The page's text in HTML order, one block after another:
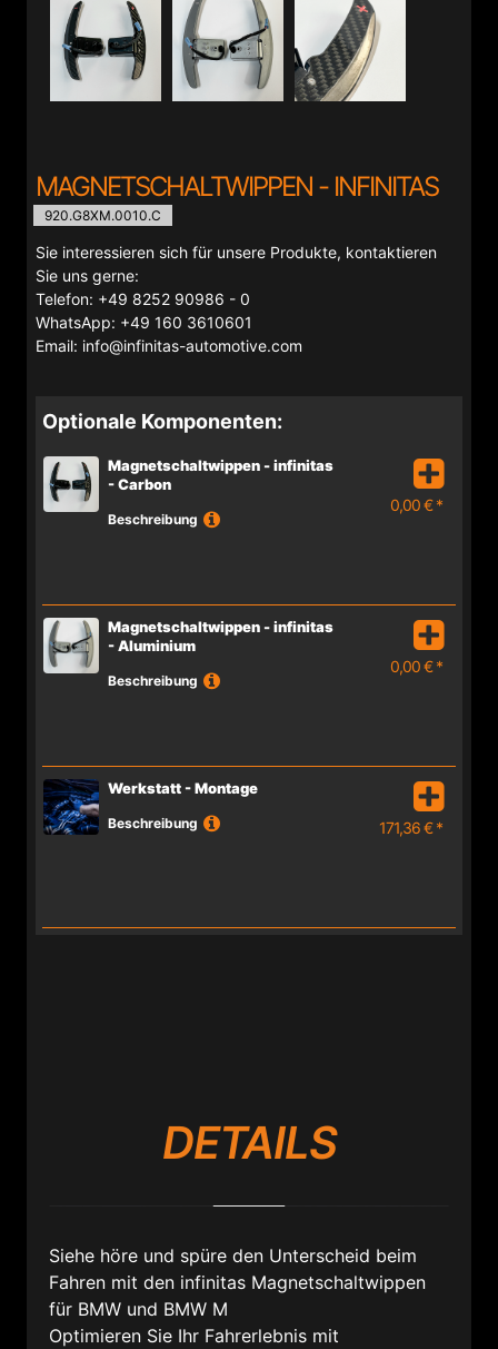
MAGNETSCHALTWIPPEN - INFINITAS
920.G8XM.0010.C
Sie interessieren sich für unsere Produkte, kontaktieren
Sie uns gerne:
Telefon: +49 8252 90986 - 0
WhatsApp: +49 160 3610601
Email: info@infinitas-automotive.com
Optionale Komponenten:
Magnetschaltwippen - infinitas
- Carbon
Beschreibung
0,00 € *
Magnetschaltwippen - infinitas
- Aluminium
Beschreibung
0,00 € *
Werkstatt - Montage
Beschreibung 171,36 € *
DETAILS
Siehe höre und spüre den Unterscheid beim
Fahren mit den infinitas Magnetschaltwippen
für BMW und BMW M
Optimieren Sie Ihr Fahrerlebnis mit